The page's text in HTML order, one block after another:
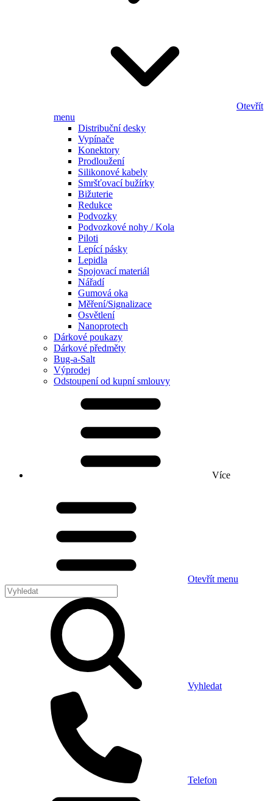
Otevřít
menu
Distribuční desky
Vypínače
Konektory
Prodloužení
Silikonové kabely
Smršťovací bužírky
Bižuterie
Redukce
Podvozky
Podvozkové nohy / Kola
Piloti
Lepící pásky
Lepidla
Spojovací materiál
Nářadí
Gumová oka
Měření/Signalizace
Osvětlení
Nanoprotech
Dárkové poukazy
Dárkové předměty
Bug-a-Salt
Výprodej
Odstoupení od kupní smlouvy
Více
Otevřít menu
Vyhledat
Telefon